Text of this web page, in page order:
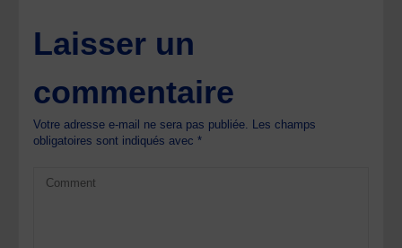
Laisser un
commentaire
Votre adresse e-mail ne sera pas publiée. Les champs
obligatoires sont indiqués avec*